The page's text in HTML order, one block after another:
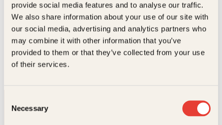
provide social media features and to analyse our traffic.
We also share information about your use of our site with
our social media, advertising and analytics partners who
may combine it with other information that you’ve
provided to them or that they’ve collected from your use
of their services.
Selection
Necessary
Tore Strømøy
Jakten på Den
spanske juvel